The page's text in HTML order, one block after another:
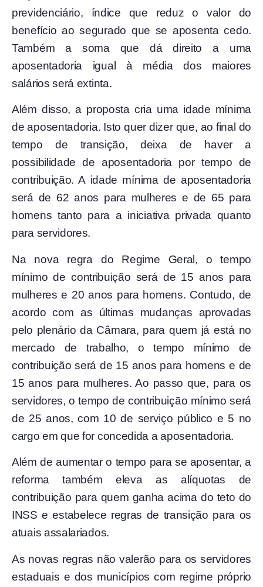
previdenciário, índice que reduz o valor do
benefício ao segurado que se aposenta cedo.
Também a soma que dá direito a uma
aposentadoria igual à média dos maiores
salários será extinta.
Além disso, a proposta cria uma idade mínima
de aposentadoria. Isto quer dizer que, ao final do
tempo de transição, deixa de haver a
possibilidade de aposentadoria por tempo de
contribuição. A idade mínima de aposentadoria
será de 62 anos para mulheres e de 65 para
homens tanto para a iniciativa privada quanto
para servidores.
Na nova regra do Regime Geral, o tempo
mínimo de contribuição será de 15 anos para
mulheres e 20 anos para homens. Contudo, de
acordo com as últimas mudanças aprovadas
pelo plenário da Câmara, para quem já está no
mercado de trabalho, o tempo mínimo de
contribuição será de 15 anos para homens e de
15 anos para mulheres. Ao passo que, para os
servidores, o tempo de contribuição mínimo será
de 25 anos, com 10 de serviço público e 5 no
cargo em que for concedida a aposentadoria.
Além de aumentar o tempo para se aposentar, a
reforma também eleva as alíquotas de
contribuição para quem ganha acima do teto do
INSS e estabelece regras de transição para os
atuais assalariados.
As novas regras não valerão para os servidores
estaduais e dos municípios com regime próprio